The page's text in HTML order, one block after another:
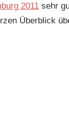
2011 sehr
Überblick